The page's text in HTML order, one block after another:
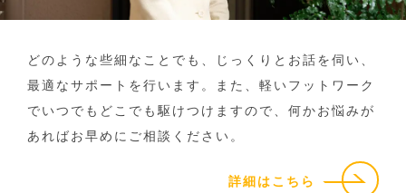
どのような些細なことでも、じっくりとお話を伺い、
最適なサポートを行います。また、軽いフットワーク
でいつでもどこでも駆けつけますので、何かお悩みが
あればお早めにご相談ください。
詳細はこちら